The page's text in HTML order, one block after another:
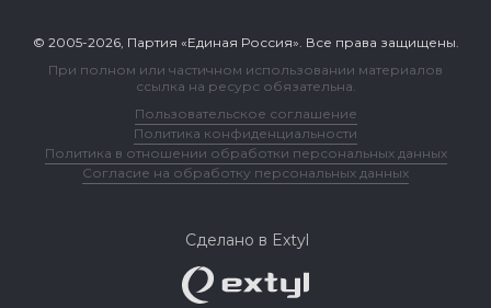
© 2005-2026, Партия «Единая Россия». Все права защищены.
При полном или частичном использовании материалов
ссылка на ресурс обязательна.
Пользовательское соглашение
Политика конфиденциальности
Политика в отношении обработки персональных данных
Согласие на обработку персональных данных
Сделано в Extyl